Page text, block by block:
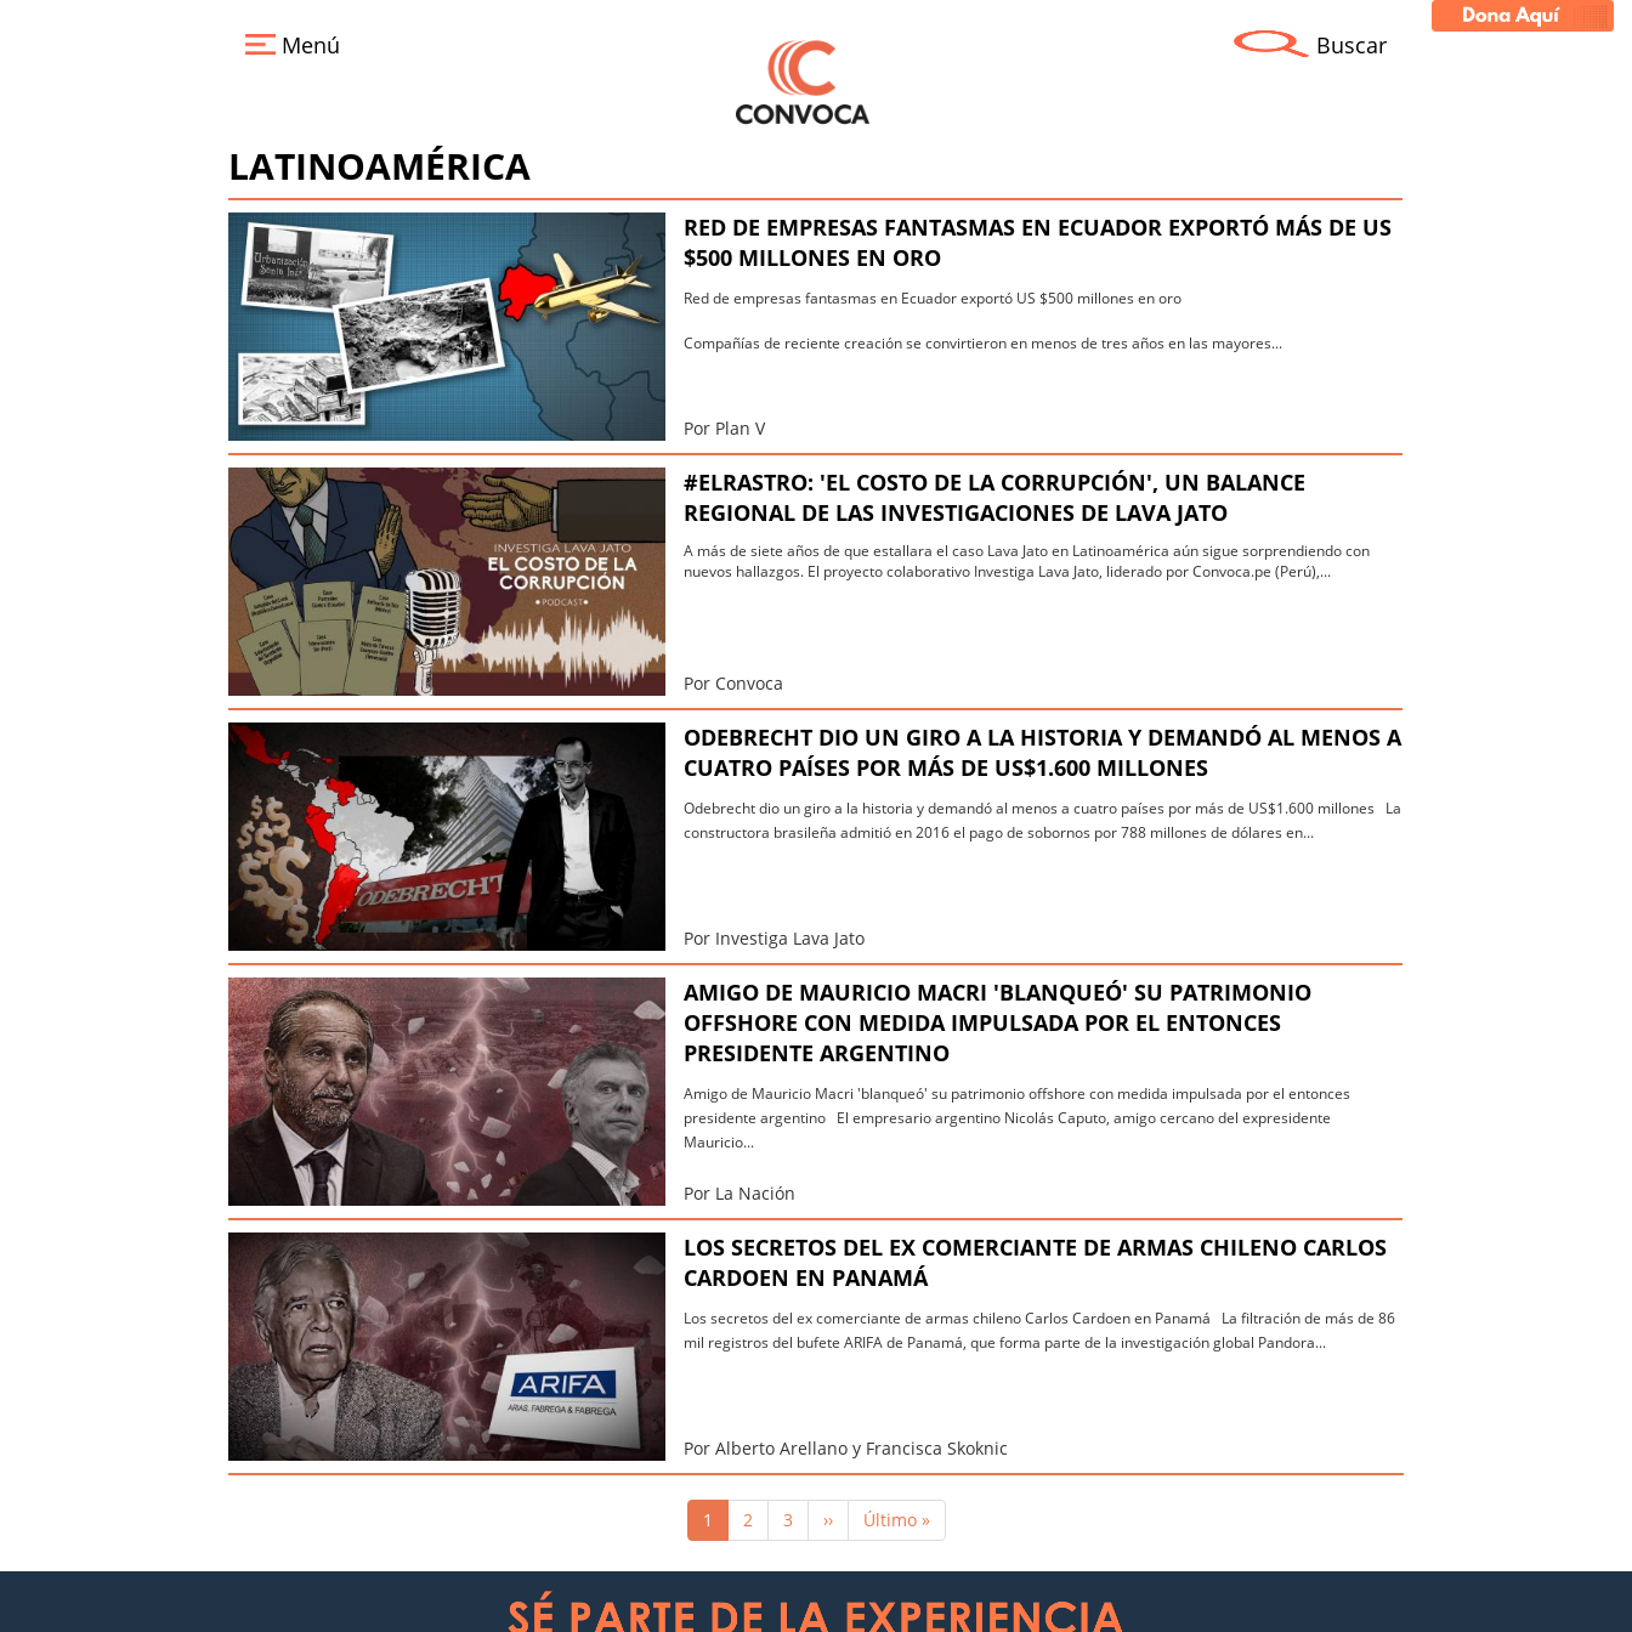
Menú Buscar
LATINOAMÉRICA
RED DE EMPRESAS FANTASMAS EN ECUADOR EXPORTÓ MÁS DE US
$500 MILLONES EN ORO
Red de empresas fantasmas en Ecuador exportó US $500 millones en oro
Compañías de reciente creación se convirtieron en menos de tres años en las mayores...
Por Plan V
#ELRASTRO: 'EL COSTO DE LA CORRUPCIÓN', UN BALANCE
REGIONAL DE LAS INVESTIGACIONES DE LAVA JATO
A más de siete años de que estallara el caso Lava Jato en Latinoamérica aún sigue sorprendiendo con
nuevos hallazgos. El proyecto colaborativo Investiga Lava Jato, liderado por Convoca.pe (Perú),...
Por Convoca
ODEBRECHT DIO UN GIRO A LA HISTORIA Y DEMANDÓ AL MENOS A
CUATRO PAÍSES POR MÁS DE US$1.600 MILLONES
Odebrecht dio un giro a la historia y demandó al menos a cuatro países por más de US$1.600 millones La
constructora brasileña admitió en 2016 el pago de sobornos por 788 millones de dólares en...
Por Investiga Lava Jato
AMIGO DE MAURICIO MACRI 'BLANQUEÓ' SU PATRIMONIO
OFFSHORE CON MEDIDA IMPULSADA POR EL ENTONCES
PRESIDENTE ARGENTINO
Amigo de Mauricio Macri 'blanqueó' su patrimonio offshore con medida impulsada por el entonces
presidente argentino El empresario argentino Nicolás Caputo, amigo cercano del expresidente
Mauricio...
Por La Nación
LOS SECRETOS DEL EX COMERCIANTE DE ARMAS CHILENO CARLOS
CARDOEN EN PANAMÁ
Los secretos del ex comerciante de armas chileno Carlos Cardoen en Panamá La filtración de más de 86
mil registros del bufete ARIFA de Panamá, que forma parte de la investigación global Pandora...
Por Alberto Arellano y Francisca Skoknic
Página
actual
1 Página
2 Página
3
Siguiente
página
››
Última
página
Último »